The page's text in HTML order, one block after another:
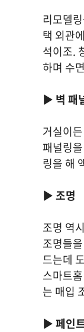
리모델
택 외관
석이조.
하며 수
▶ 벽 패
거실이
패널링
링을 해
▶조명
조명 역
조명들
드는데
스마트
는 매입
▶페인